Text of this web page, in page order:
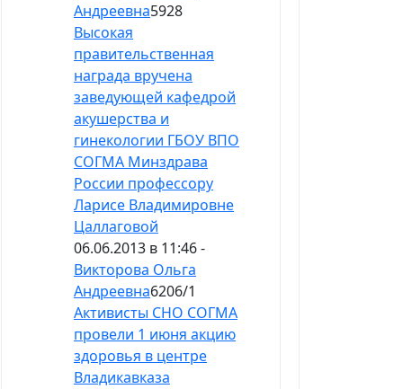
Андреевна5928
Высокая
правительственная
награда вручена
заведующей кафедрой
акушерства и
гинекологии ГБОУ ВПО
СОГМА Минздрава
России профессору
Ларисе Владимировне
Цаллаговой
06.06.2013 в 11:46 -
Викторова Ольга
Андреевна6206/1
Активисты СНО СОГМА
провели 1 июня акцию
здоровья в центре
Владикавказа